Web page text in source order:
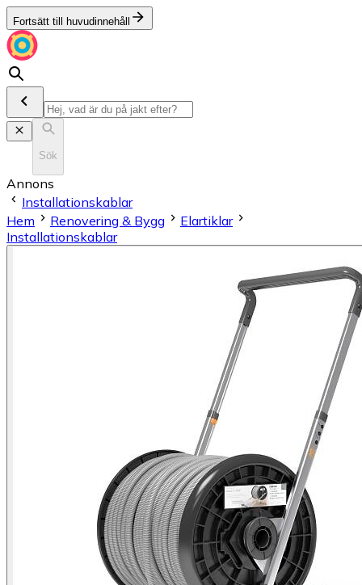
Fortsätt till huvudinnehåll
Sök
Annons
Installationskablar
Hem
Renovering & Bygg
Elartiklar
Installationskablar